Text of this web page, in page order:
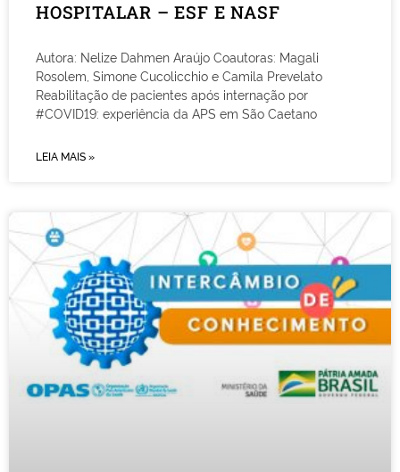
HOSPITALAR – ESF E NASF
Autora: Nelize Dahmen Araújo Coautoras: Magali
Rosolem, Simone Cucolicchio e Camila Prevelato
Reabilitação de pacientes após internação por
#COVID19: experiência da APS em São Caetano
LEIA MAIS »